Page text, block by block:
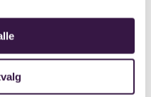
på 57 innleverte